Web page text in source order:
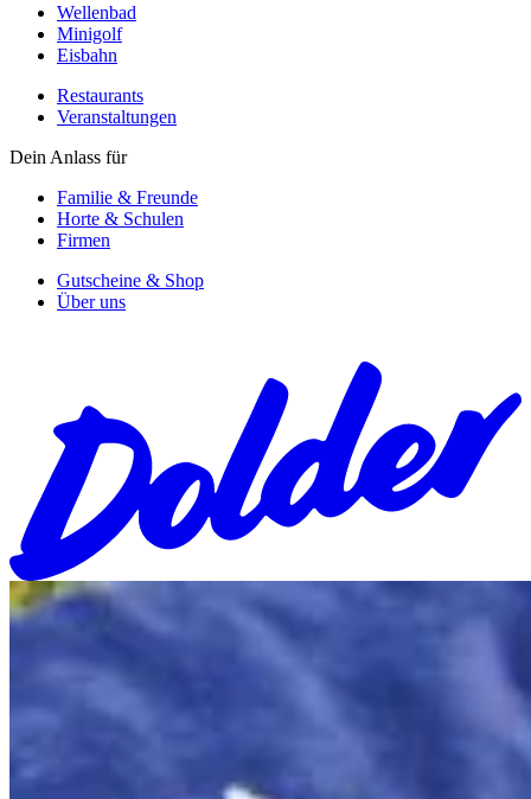
Wellenbad
Minigolf
Eisbahn
Restaurants
Veranstaltungen
Dein Anlass für
Familie & Freunde
Horte & Schulen
Firmen
Gutscheine & Shop
Über uns